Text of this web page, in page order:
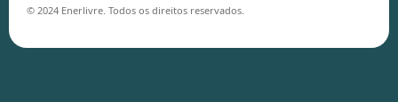
© 2024 Enerlivre. Todos os direitos reservados.